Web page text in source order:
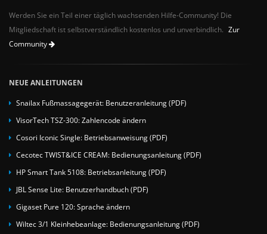
Werden Sie ein Teil einer täglich wachsenden Hilfe-Community! Die
Mitgliedschaft ist selbstverständlich kostenlos und unverbindlich. Zur
Community
NEUE ANLEITUNGEN
Snailax Fußmassagegerät: Benutzeranleitung (PDF)
VisorTech TSZ-300: Zahlencode ändern
Cosori Iconic Single: Betriebsanweisung (PDF)
Cecotec TWIST&ICE CREAM: Bedienungsanleitung (PDF)
HP Smart Tank 5108: Betriebsanleitung (PDF)
JBL Sense Lite: Benutzerhandbuch (PDF)
Gigaset Pure 120: Sprache ändern
Wiltec 3/1 Kleinhebeanlage: Bedienungsanleitung (PDF)